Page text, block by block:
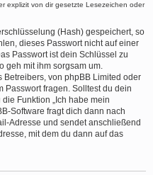
explizit von dir gesetzte Lesezeichen oder
(Hash) gespeichert, so
dieses Passwort nicht auf einer
Passwort ist dein Schlüssel zu
geh mit ihm sorgsam um.
Betreibers, von phpBB Limited oder
Passwort fragen. Solltest du dein
Funktion „Ich habe mein
Software fragt dich dann nach
Adresse und sendet anschließend
mit dem du dann auf das